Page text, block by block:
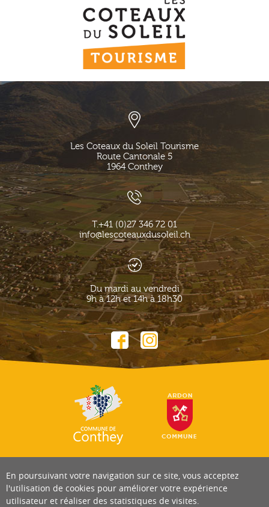
Les Coteaux du Soleil Tourisme
Route Cantonale 5
1964 Conthey
T.+41 (0)27 346 72 01
info@lescoteauxdusoleil.ch
Du mardi au vendredi
9h à 12h et 14h à 18h30
En poursuivant votre navigation sur ce site, vous acceptez
l'utilisation de cookies pour améliorer votre expérience
utilisateur et réaliser des statistiques de visites.